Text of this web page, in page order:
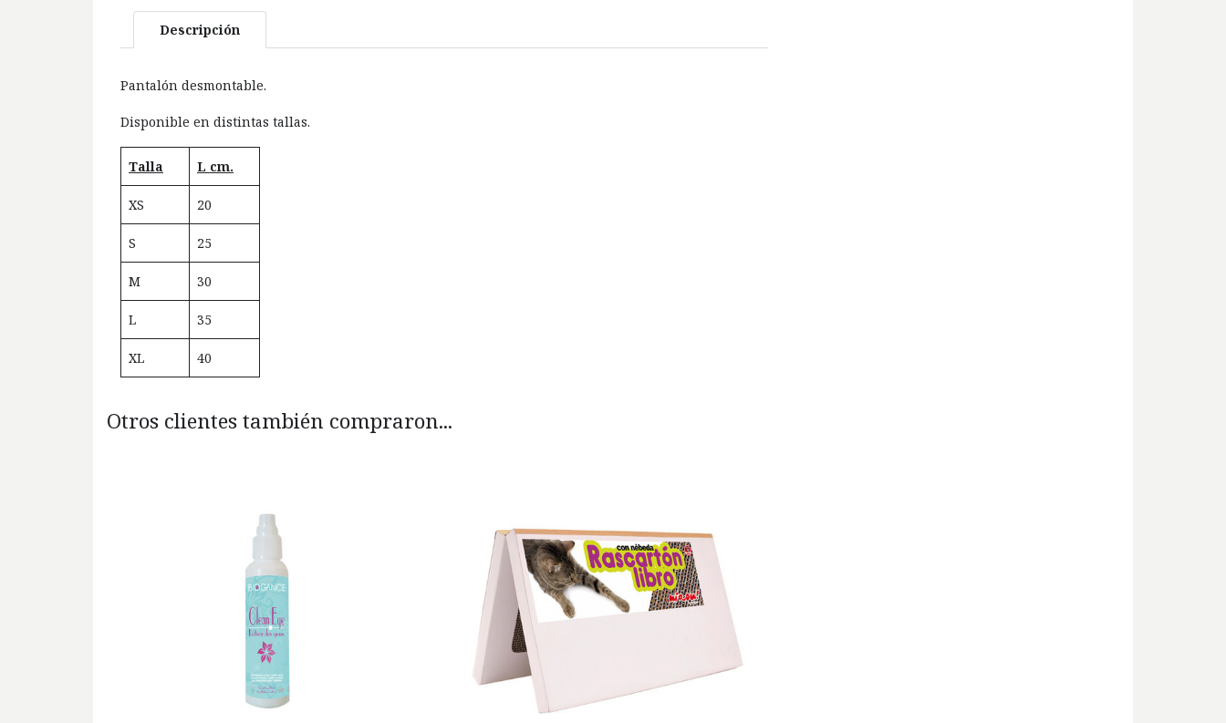
Descripción
Pantalón desmontable.
Disponible en distintas tallas.
Talla L cm.
XS 20
S 25
M 30
L 35
XL 40
Otros clientes también compraron...